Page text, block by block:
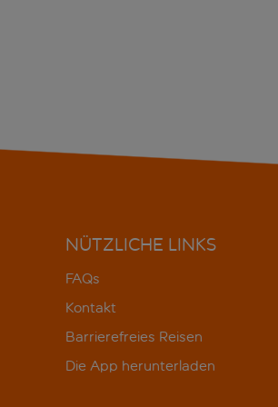
NÜTZLICHE LINKS
FAQs
Kontakt
Barrierefreies Reisen
Die App herunterladen